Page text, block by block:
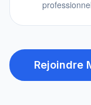
Rejoindre